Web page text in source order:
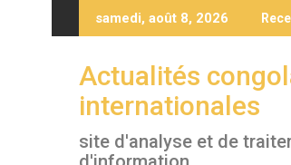
to
samedi, août 8, 2026
Actualités
internationales
site d'analyse et de